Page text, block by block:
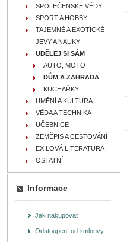
SPOLEČENSKÉ VĚDY
SPORT A HOBBY
TAJEMNÉ A EXOTICKÉ
JEVY A NAUKY
UDĚLEJ SI SÁM
AUTO, MOTO
DŮM A ZAHRADA
KUCHAŘKY
UMĚNÍ A KULTURA
VĚDA A TECHNIKA
UČEBNICE
ZEMĚPIS A CESTOVÁNÍ
EXILOVÁ LITERATURA
OSTATNÍ
Informace
Jak nakupovat
Odstoupení od smlouvy